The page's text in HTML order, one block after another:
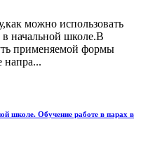
можно использовать
начальной школе.В
применяемой формы
напра...
школе. Обучение работе в парах в